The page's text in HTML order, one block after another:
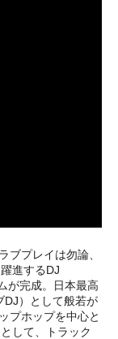
ブプレイは勿論、
進するDJ
が完成。日本最高
DJ）として般若が
プホップを中心と
して、トラック